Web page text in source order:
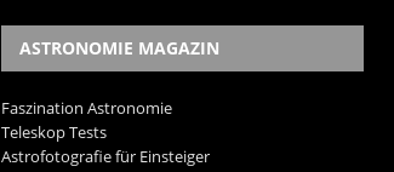
ASTRONOMIE MAGAZIN
Faszination Astronomie
Teleskop Tests
Astrofotografie für Einsteiger